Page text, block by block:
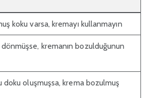
koku varsa, kremayı kullanmayın
kremanın bozulduğunun
doku oluşmuşsa, krema bozulmuş